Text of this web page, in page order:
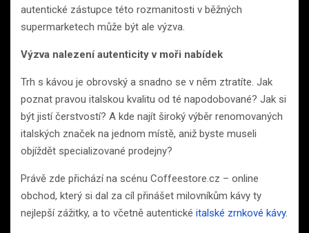
autentické zástupce této rozmanitosti v běžných
supermarketech může být ale výzva.
Výzva nalezení autenticity v moři nabídek
Trh s kávou je obrovský a snadno se v něm ztratíte. Jak
poznat pravou italskou kvalitu od té napodobované? Jak si
být jistí čerstvostí? A kde najít široký výběr renomovaných
italských značek na jednom místě, aniž byste museli
objíždět specializované prodejny?
Právě zde přichází na scénu Coffeestore.cz – online
obchod, který si dal za cíl přinášet milovníkům kávy ty
nejlepší zážitky, a to včetně autentické italské zrnkové kávy.